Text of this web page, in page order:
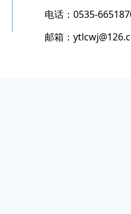
电话：0535-
邮箱：